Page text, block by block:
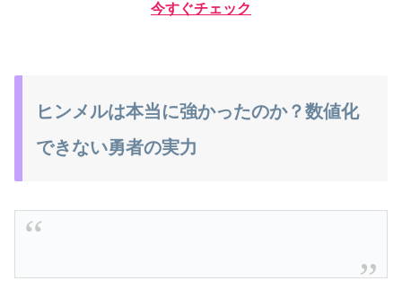
今すぐチェック
ヒンメルは本当に強かったのか？数値化
できない勇者の実力